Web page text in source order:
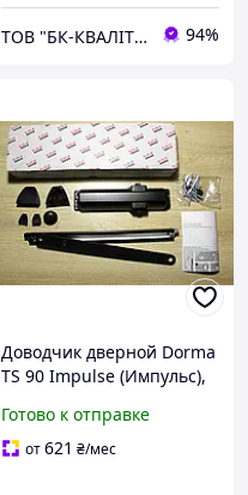
ТОВ "БК-КВАЛІТЄТ" 94%
Доводчик дверной Dorma
TS 90 Impulse (Импульс),
шиной, коричневый
Готово к отправке
от621 ₴/мес